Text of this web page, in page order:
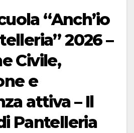
“Anch’io
2026 –
Civile,
e
attiva – Il
Pantelleria